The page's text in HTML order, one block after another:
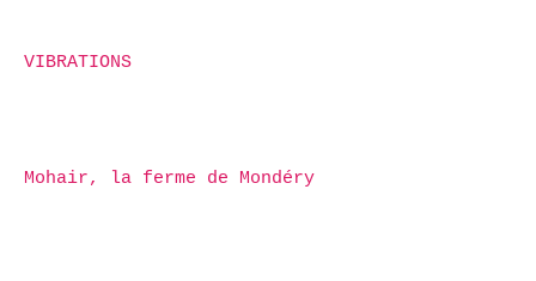
VIBRATIONS
Mohair, la ferme de Mondéry